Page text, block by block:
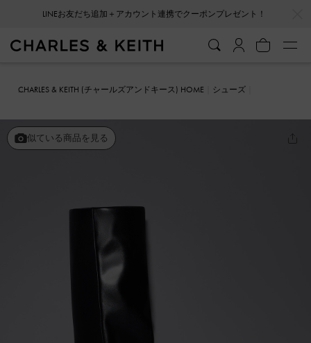
LINEお友だち追加＋アカウント連携でクーポンプレゼント！
CHARLES & KEITH (チャールズアンドキース) HOME
シューズ
似ている商品を見る